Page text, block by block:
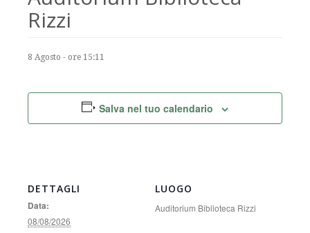
Rizzi
8 Agosto - ore 15:11
Salva nel tuo calendario
DETTAGLI
Data:
08/08/2026
LUOGO
Auditorium Biblioteca Rizzi